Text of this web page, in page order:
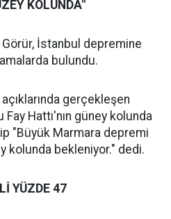
KOLUNDA"
İstanbul depremine
bulundu.
gerçekleşen
Hattı'nın güney kolunda
"Büyük Marmara depremi
kolunda bekleniyor." dedi.
YÜZDE 47